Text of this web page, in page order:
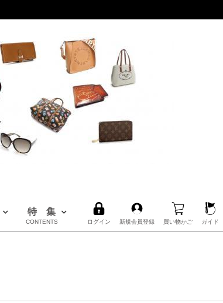
特 集
CONTENTS ログイン 新規会員登録 買い物かご ガイド